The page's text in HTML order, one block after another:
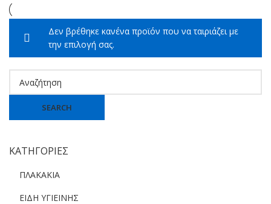
ΚΑΤΗΓΟΡΙΕΣ
ΠΛΑΚΑΚΙΑ
ΕΙΔΗ ΥΓΙΕΙΝΗΣ
Δεν βρέθηκε κανένα προϊόν που να ταιριάζει με
την επιλογή σας.
SEARCH